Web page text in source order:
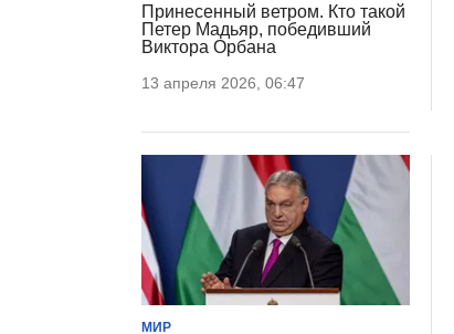
Принесенный ветром. Кто такой
Петер Мадьяр, победивший
Виктора Орбана
13 апреля 2026, 06:47
МИР